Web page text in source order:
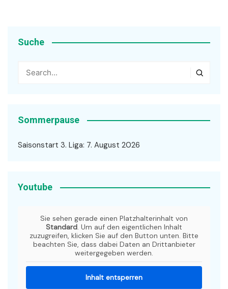
Suche
Sommerpause
Saisonstart 3. Liga: 7. August 2026
Youtube
Sie sehen gerade einen Platzhalterinhalt von
Standard. Um auf den eigentlichen Inhalt
zuzugreifen, klicken Sie auf den Button unten. Bitte
beachten Sie, dass dabei Daten an Drittanbieter
weitergegeben werden.
Inhalt entsperren